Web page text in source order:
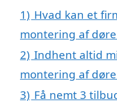
1) Hvad kan et
montering af
2) Indhent altid
montering af
3) Få nemt 3